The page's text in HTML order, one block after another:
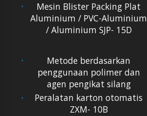
Mesin Blister Packing Plat
Aluminium / PVC-Aluminium
/ Aluminium SJP- 15D
Metode berdasarkan
penggunaan polimer dan
agen pengikat silang
Peralatan karton otomatis
ZXM- 10B